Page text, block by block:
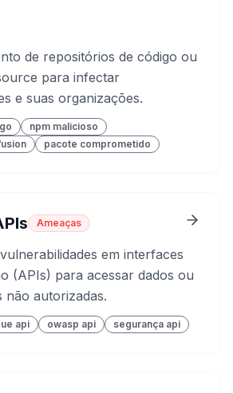
de repositórios de código ou
para infectar
e suas organizações.
npm malicioso
pacote comprometido
Ameaças
em interfaces
(APIs) para acessar dados ou
não autorizadas.
api owasp api segurança api